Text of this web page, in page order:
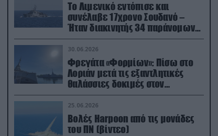
Το Λιμενικό εντόπισε και
συνέλαβε 17χρονο Σουδανό –
Ήταν διακινητής 34 παράνομων
μεταναστών
30.06.2026
Φρεγάτα «Φορμίων»: Πίσω στο
Λοριάν μετά τις εξαντλητικές
θαλάσσιες δοκιμές στον
απαιτητικό Βισκαϊκό
25.06.2026
Βολές Harpoon από τις μονάδες
του ΠΝ (βίντεο)